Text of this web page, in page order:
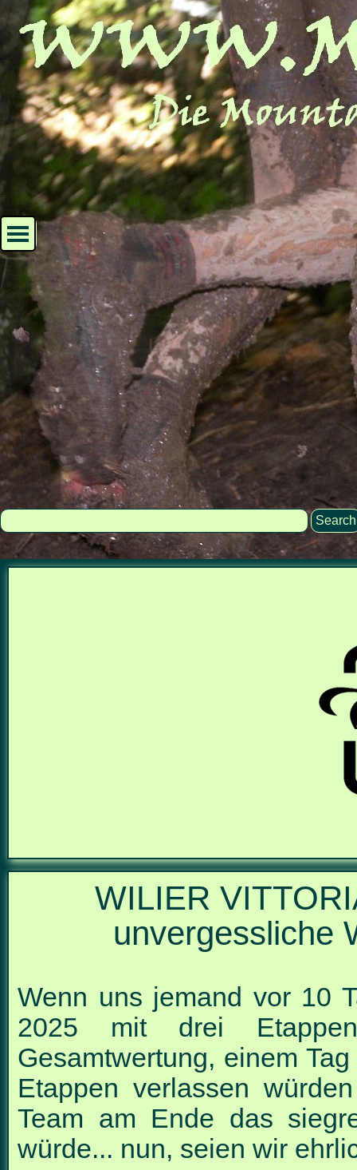
Direkt zum Seiteninhalt
Menü überspringen
Search
WILIER
unvergessliche
Wenn uns jemand vor 10
2025 mit drei
Gesamtwertung, einem
Etappen verlassen
Team am Ende das
würde... nun, seien wir